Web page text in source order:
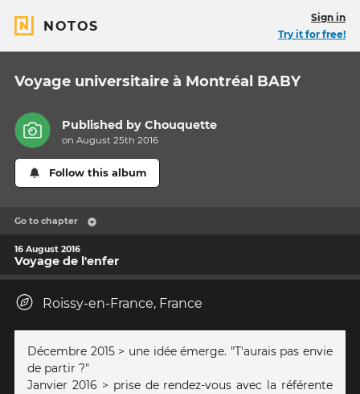
NOTOS
Sign in
Try it for free!
Voyage universitaire à Montréal BABY
Published byChouquette
on August 25th 2016
Follow this album
Go to chapter
16 August 2016
Voyage de l'enfer
Roissy-en-France, France
Décembre 2015 > une idée émerge. "T'aurais pas envie
de partir ?"
Janvier 2016 > prise de rendez-vous avec la référente